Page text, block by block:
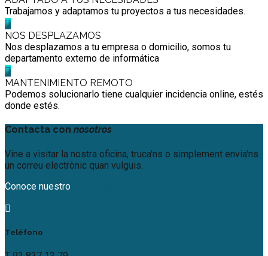
Trabajamos y adaptamos tu proyectos a tus necesidades.
NOS DESPLAZAMOS
Nos desplazamos a tu empresa o domicilio, somos tu
departamento externo de informática
MANTENIMIENTO REMOTO
Podemos solucionarlo tiene cualquier incidencia online, estés
donde estés.
Contacta con nosotros
Vine a visitar la nostra oficina, truca'ns o simplement envia'ns
un correu electrònic quan vulguis.
Conoce nuestro
Teléfono